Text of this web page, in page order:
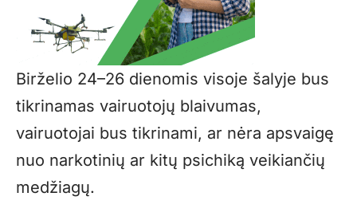
Birželio 24–26 dienomis visoje šalyje bus
tikrinamas vairuotojų blaivumas,
vairuotojai bus tikrinami, ar nėra apsvaigę
nuo narkotinių ar kitų psichiką veikiančių
medžiagų.